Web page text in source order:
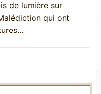
de lumière sur
qui ont